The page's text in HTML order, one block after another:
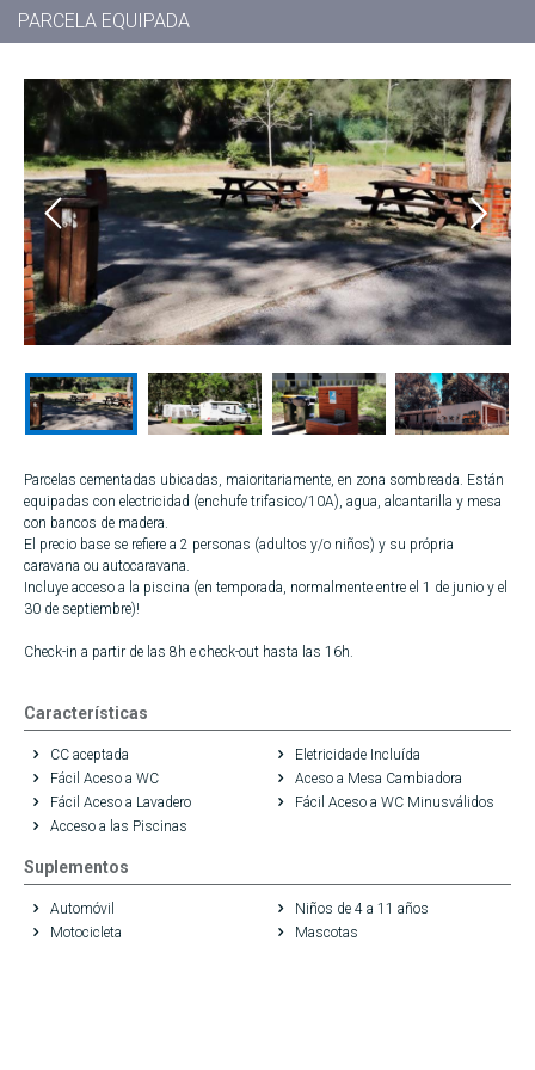
PARCELA EQUIPADA
Parcelas cementadas ubicadas, maioritariamente, en zona sombreada. Están
equipadas con electricidad (enchufe trifasico/10A), agua, alcantarilla y mesa
con bancos de madera.
El precio base se refiere a 2 personas (adultos y/o niños) y su própria
caravana ou autocaravana.
Incluye acceso a la piscina (en temporada, normalmente entre el 1 de junio y el
30 de septiembre)!
Check-in a partir de las 8h e check-out hasta las 16h.
Características
CC aceptada
Eletricidade Incluída
Fácil Aceso a WC
Aceso a Mesa Cambiadora
Fácil Aceso a Lavadero
Fácil Aceso a WC Minusválidos
Acceso a las Piscinas
Suplementos
Automóvil
Niños de 4 a 11 años
Motocicleta
Mascotas